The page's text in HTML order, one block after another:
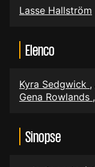
Lasse Hallström
Elenco
Kyra Sedgwick ,
Gena Rowlands ,
Sinopse